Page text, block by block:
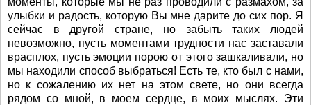
улыбки и радость, которую Вы мне дарите до сих пор. Я
сейчас в другой стране, но забыть таких людей
невозможно, пусть моментами трудности нас заставали
врасплох, пусть эмоции порою от этого зашкаливали, но
мы находили способ выбраться! Есть те, кто был с нами,
но к сожалению их нет на этом свете, но они всегда
рядом со мной, в моем сердце, в моих мыслях. Эти